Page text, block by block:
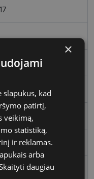
×
slapukus, kad
patirtį,
veikimą,
statistiką,
ir reklamas.
arba
daugiau